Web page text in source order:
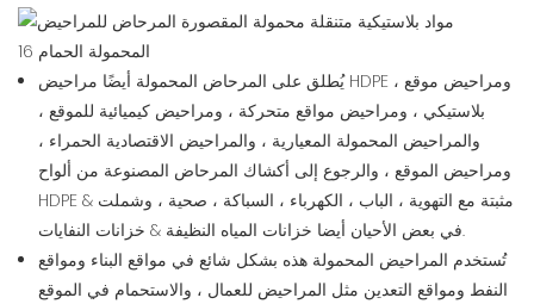
يُطلق على المرحاض المحمولة أيضًا مراحيض HDPE ، ومراحيض موقع
بلاستيكي ، ومراحيض مواقع متحركة ، ومراحيض كيميائية للموقع ،
والمراحيض المحمولة المعيارية ، والمراحيض الاقتصادية الحمراء ،
ومراحيض الموقع ، والرجوع إلى أكشاك المرحاض المصنوعة من ألواح
HDPE & مثبتة مع التهوية ، الباب ، الكهرباء ، السباكة ، صحية ، وشملت
في بعض الأحيان أيضا خزانات المياه النظيفة & خزانات النفايات.
تُستخدم المراحيض المحمولة هذه بشكل شائع في مواقع البناء ومواقع
النفط ومواقع التعدين مثل المراحيض للعمال ، والاستحمام في الموقع